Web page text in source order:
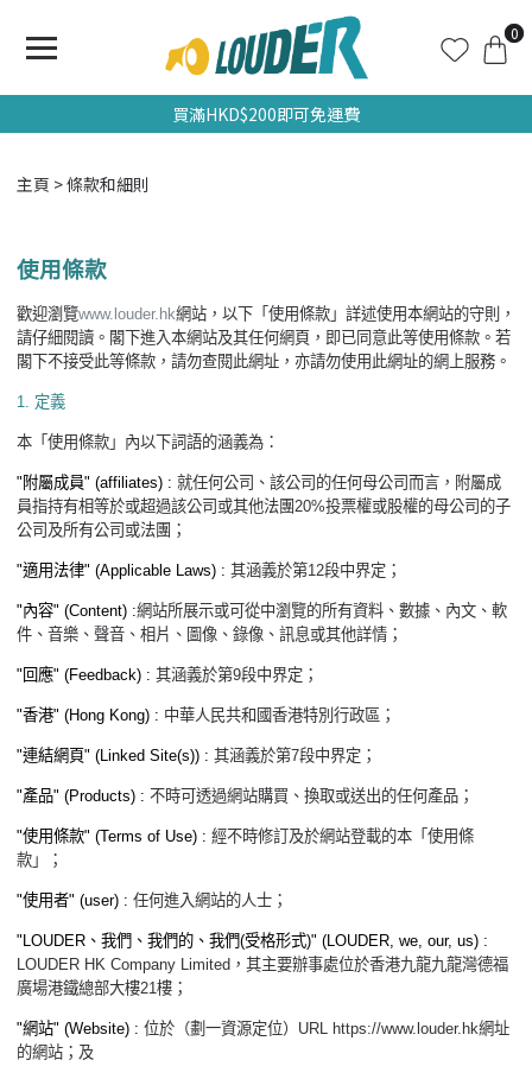
0
買滿HKD$200即可免運費
主頁 條款和細則
使用條款
歡迎瀏覽www.louder.hk網站，以下「使用條款」詳述使用本網站的守則，
請仔細閱讀。閣下進入本網站及其任何網頁，即已同意此等使用條款。若
閣下不接受此等條款，請勿查閱此網址，亦請勿使用此網址的網上服務。
1. 定義
本「使用條款」內以下詞語的涵義為：
" 附屬成員" (affiliates) : 就任何公司、該公司的任何母公司而言，附屬成
員指持有相等於或超過該公司或其他法團20%投票權或股權的母公司的子
公司及所有公司或法團；
"適用法律" (Applicable Laws) : 其涵義於第12段中界定；
"內容" (Content) :網站所展示或可從中瀏覽的所有資料、數據、內文、軟
件、音樂、聲音、相片、圖像、錄像、訊息或其他詳情；
" 回應" (Feedback) : 其涵義於第9段中界定；
"香港" (Hong Kong) : 中華人民共和國香港特別行政區；
"連結網頁" (Linked Site(s)) : 其涵義於第7段中界定；
"產品" (Products) : 不時可透過網站購買、換取或送出的任何產品；
"使用條款" (Terms of Use) : 經不時修訂及於網站登載的本「使用條
款」；
"使用者" (user) : 任何進入網站的人士；
"LOUDER 、我們、我們的、我們(受格形式)" (LOUDER, we, our, us) :
LOUDER HK Company Limited ，其主要辦事處位於香港九龍九龍灣德福
廣場港鐵總部大樓21樓；
"網站" (Website) : 位於（劃一資源定位） URL https://www.louder.hk網址
的網站 ； 及